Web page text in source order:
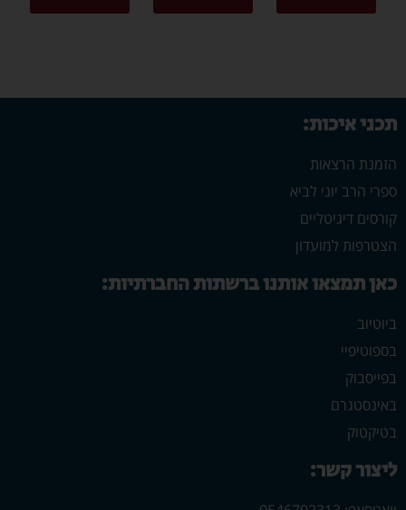
תכני איכות:
הזמנת הרצאות
ספרי הרב יוני לביא
קורסים דיגיטליים
הצטרפות למועדון
כאן תמצאו אותנו ברשתות החברתיות:
ביוטיוב
בספוטיפיי
בפייסבוק
באינסטגרם
בטיקטוק
ליצור קשר: